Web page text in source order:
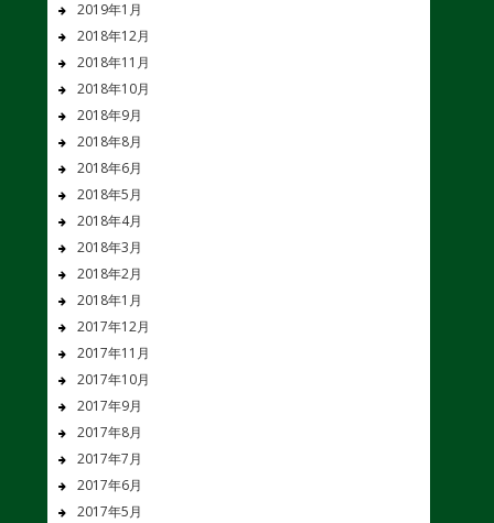
2019年1月
2018年12月
2018年11月
2018年10月
2018年9月
2018年8月
2018年6月
2018年5月
2018年4月
2018年3月
2018年2月
2018年1月
2017年12月
2017年11月
2017年10月
2017年9月
2017年8月
2017年7月
2017年6月
2017年5月